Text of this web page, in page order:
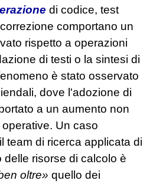
di codice, test
comportano un
rispetto a operazioni
di testi o la sintesi di
è stato osservato
dove l'adozione di
a un aumento non
Un caso
team di ricerca applicata di
delle risorse di calcolo è
oltre» quello dei